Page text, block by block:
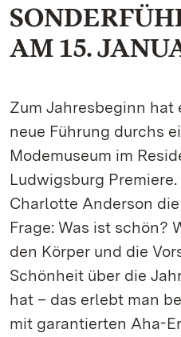
AM 15.
Zum Jahresbeginn
neue Führung durchs
Modemuseum im
Ludwigsburg
Charlotte Anderson
Frage: Was ist schön?
den Körper und die
Schönheit über die
hat – das erlebt man
mit garantierten Aha-